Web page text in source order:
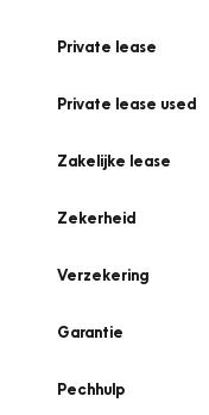
Private lease
Private lease used
Zakelijke lease
Zekerheid
Verzekering
Garantie
Pechhulp